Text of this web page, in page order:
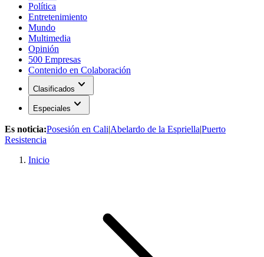
Política
Entretenimiento
Mundo
Multimedia
Opinión
500 Empresas
Contenido en Colaboración
Clasificados expand_more
Especiales expand_more
Es noticia:Posesión en Cali|Abelardo de la Espriella|Puerto
Resistencia
Inicio